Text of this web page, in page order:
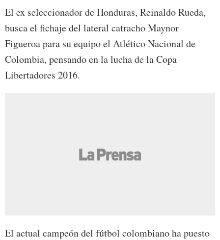
El ex seleccionador de Honduras, Reinaldo Rueda,
busca el fichaje del lateral catracho Maynor
Figueroa para su equipo el Atlético Nacional de
Colombia, pensando en la lucha de la Copa
Libertadores 2016.
El actual campeón del fútbol colombiano ha puesto